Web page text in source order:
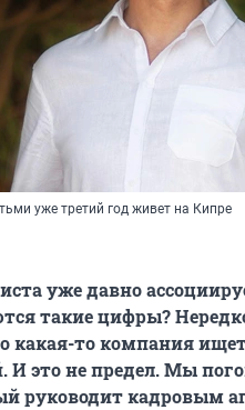
уже третий год живет на Кипре
уже давно
такие цифры?
какая-то компания
И это не предел. Мы
руководит кадровым